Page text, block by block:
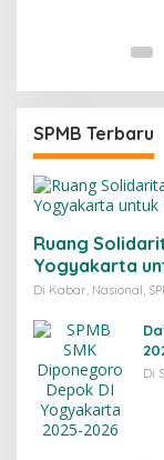
SPMB Terbaru
Ruang
Yogyakarta
Di Kabar, Nasional,
Di